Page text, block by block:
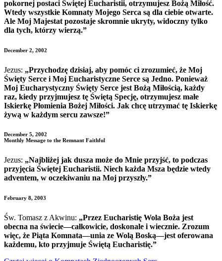
pokornej postaci Świętej Eucharistii, otrzymujesz Bożą Miłość.
Wtedy wszystkie Komnaty Mojego Serca są dla ciebie otwarte.
Ale Moj Majestat pozostaje skromnie ukryty, widoczny tylko
dla tych, którzy wierzą.”
December 2, 2002
Jezus: „Przychodzę dzisiaj, aby pomóc ci zrozumieć, że Moj
Święty Serce i Moj Eucharistyczne Serce są Jedno. Ponieważ
Moj Eucharystyczny Święty Serce jest Bożą Miłością, każdy
raz, kiedy przyjmujesz tę Świętą Specję, otrzymujesz małe
Iskierkę Płomienia Bożej Miłości. Jak chcę utrzymać tę Iskierkę
żywą w każdym sercu zawsze!”
December 5, 2002
Monthly Message to the Remnant Faithful
Jezus: „Najbliżej jak dusza może do Mnie przyjść, to podczas
przyjęcia Świętej Eucharistii. Niech każda Msza będzie wtedy
adventem, w oczekiwaniu na Moj przyszły.”
February 8, 2003
Św. Tomasz z Akwinu: „Przez Eucharistię Wola Boża jest
obecna na świecie—całkowicie, doskonale i wiecznie. Zrozum
więc, że Piąta Komnata—unia ze Wolą Boską—jest oferowana
każdemu, kto przyjmuje Świętą Eucharistię.”